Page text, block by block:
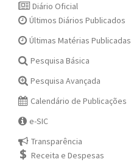
Diário Oficial
Últimos Diários Publicados
Últimas Matérias Publicadas
Pesquisa Básica
Pesquisa Avançada
Calendário de Publicações
e-SIC
Transparência
Receita e Despesas